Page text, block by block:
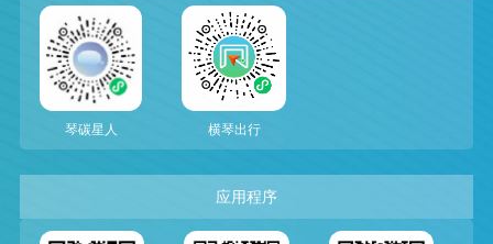
琴碳星人 横琴出行
应用程序